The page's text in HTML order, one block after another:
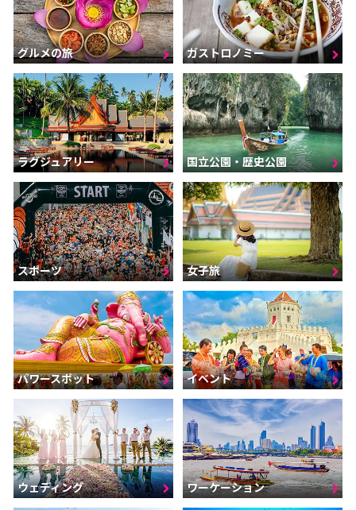
グルメの旅 ガストロノミー
ラグジュアリー 国立公園・歴史公園
スポーツ 女子旅
パワースポット イベント
ウェディング ワーケーション